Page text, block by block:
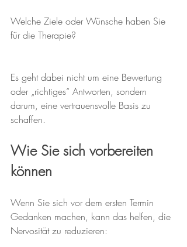
Welche Ziele oder Wünsche haben Sie
für die Therapie?
Es geht dabei nicht um eine Bewertung
oder „richtiges“ Antworten, sondern
darum, eine vertrauensvolle Basis zu
schaffen.
Wie Sie sich vorbereiten
können
Wenn Sie sich vor dem ersten Termin
Gedanken machen, kann das helfen, die
Nervosität zu reduzieren: